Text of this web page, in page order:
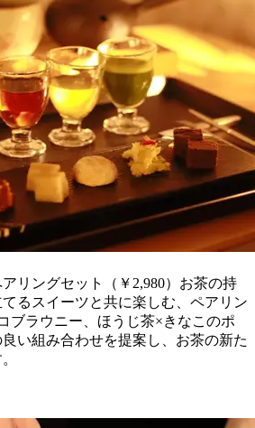
リングセット（￥2,980）お茶の持
るスイーツと共に楽しむ、ペアリン
ブラウニー、ほうじ茶×きなこのポ
い組み合わせを提案し、お茶の新た